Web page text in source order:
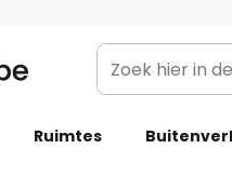
Zoek
hier
de
Ruimtes